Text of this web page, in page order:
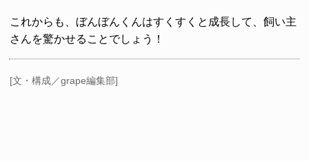
これからも、ぼんぼんくんはすくすくと成長して、飼い主
さんを驚かせることでしょう！
[文・構成／grape編集部]